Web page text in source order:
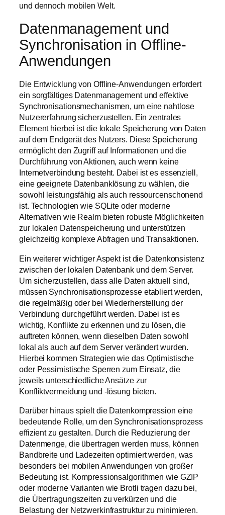
und dennoch mobilen Welt.
Datenmanagement und
Synchronisation in Offline-
Anwendungen
Die Entwicklung von Offline-Anwendungen erfordert
ein sorgfältiges Datenmanagement und effektive
Synchronisationsmechanismen, um eine nahtlose
Nutzererfahrung sicherzustellen. Ein zentrales
Element hierbei ist die lokale Speicherung von Daten
auf dem Endgerät des Nutzers. Diese Speicherung
ermöglicht den Zugriff auf Informationen und die
Durchführung von Aktionen, auch wenn keine
Internetverbindung besteht. Dabei ist es essenziell,
eine geeignete Datenbanklösung zu wählen, die
sowohl leistungsfähig als auch ressourcenschonend
ist. Technologien wie SQLite oder moderne
Alternativen wie Realm bieten robuste Möglichkeiten
zur lokalen Datenspeicherung und unterstützen
gleichzeitig komplexe Abfragen und Transaktionen.
Ein weiterer wichtiger Aspekt ist die Datenkonsistenz
zwischen der lokalen Datenbank und dem Server.
Um sicherzustellen, dass alle Daten aktuell sind,
müssen Synchronisationsprozesse etabliert werden,
die regelmäßig oder bei Wiederherstellung der
Verbindung durchgeführt werden. Dabei ist es
wichtig, Konflikte zu erkennen und zu lösen, die
auftreten können, wenn dieselben Daten sowohl
lokal als auch auf dem Server verändert wurden.
Hierbei kommen Strategien wie das Optimistische
oder Pessimistische Sperren zum Einsatz, die
jeweils unterschiedliche Ansätze zur
Konfliktvermeidung und -lösung bieten.
Darüber hinaus spielt die Datenkompression eine
bedeutende Rolle, um den Synchronisationsprozess
effizient zu gestalten. Durch die Reduzierung der
Datenmenge, die übertragen werden muss, können
Bandbreite und Ladezeiten optimiert werden, was
besonders bei mobilen Anwendungen von großer
Bedeutung ist. Kompressionsalgorithmen wie GZIP
oder moderne Varianten wie Brotli tragen dazu bei,
die Übertragungszeiten zu verkürzen und die
Belastung der Netzwerkinfrastruktur zu minimieren.